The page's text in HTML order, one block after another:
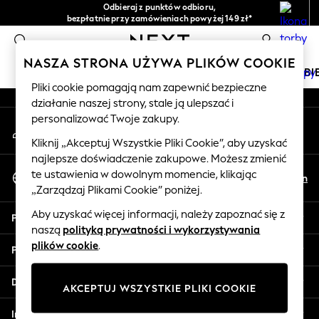
Odbieraj z punktów odbioru,
bezpłatnie przy zamówieniach powyżej 149 zł*
Łatwe zwroty*
0
HOLIDAY SHOP
Women's Holiday Shop
All Swimwear
All Beachwear
Bags & Accessories
Beach Dresses & Kaftans
Dresses
Flip Flops
Sliders
Jumpsuits & Playsuits
Sandals
Shorts
An error occurred on client
Nasze media społecznościowe
Moje konto
Zaloguj się na swoje konto
Wybierz Język
Polski
En
Pomoc
Prywatność i zasady prawne
Działy
Inne usługi
NASZA STRONA UŻYWA PLIKÓW COOKIE
Pliki cookie pomagają nam zapewnić bezpieczne
działanie naszej strony, stale ją ulepszać i
personalizować Twoje zakupy.
Kliknij „Akceptuj Wszystkie Pliki Cookie”, aby uzyskać
najlepsze doświadczenie zakupowe. Możesz zmienić
te ustawienia w dowolnym momencie, klikając
„Zarządzaj Plikami Cookie” poniżej.
Aby uzyskać więcej informacji, należy zapoznać się z
naszą polityką prywatności i wykorzystywania
plików cookie.
AKCEPTUJ WSZYSTKIE PLIKI COOKIE